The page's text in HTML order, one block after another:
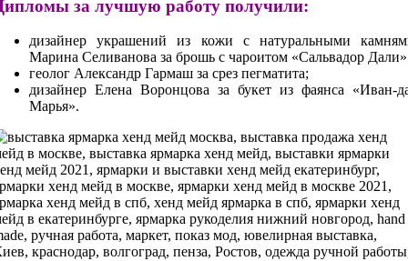
за лучшую работу получили:
дизайнер украшений из кожи с натуральными
Марина Селиванова за брошь с чароитом «Сальвадор
геолог Александр Гармаш за срез пегматита;
дизайнер Елена Воронцова за букет из фаянса «Иван-
Марья».